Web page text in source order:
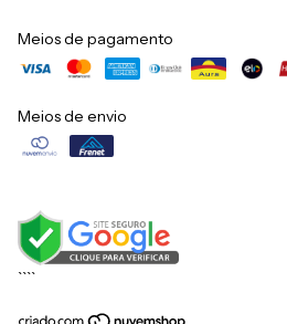
Meios de pagamento
Meios de envio
````